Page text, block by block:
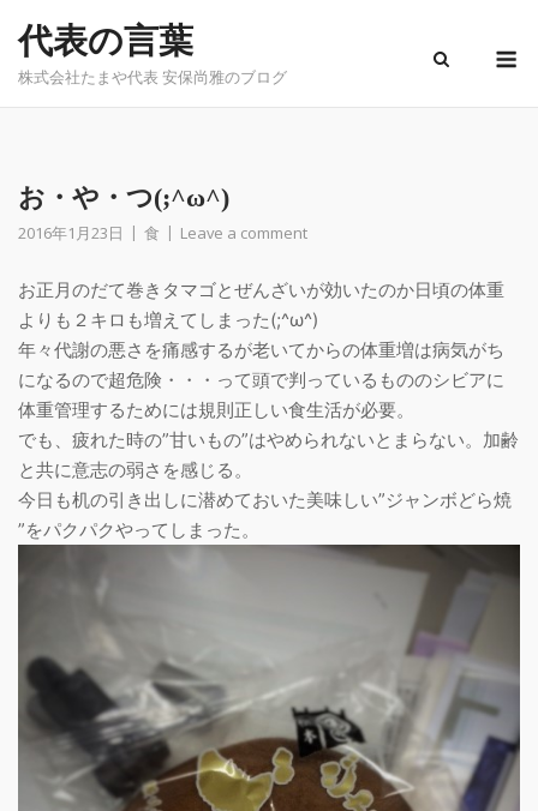
content
代表の言葉
株式会社たまや代表 安保尚雅のブログ
お・や・つ(;^ω^)
2016年1月23日 食 Leave a comment
お正月のだて巻きタマゴとぜんざいが効いたのか日頃の体重
よりも２キロも増えてしまった(;^ω^)
年々代謝の悪さを痛感するが老いてからの体重増は病気がち
になるので超危険・・・って頭で判っているもののシビアに
体重管理するためには規則正しい食生活が必要。
でも、疲れた時の”甘いもの”はやめられないとまらない。加齢
と共に意志の弱さを感じる。
今日も机の引き出しに潜めておいた美味しい”ジャンボどら焼​
”をパクパクやってしまった。